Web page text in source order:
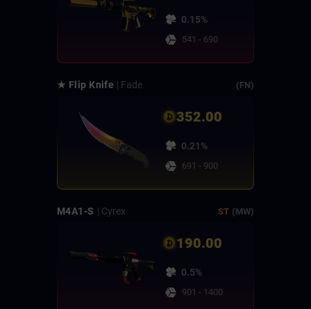
0.15%
541 - 690
★ Flip Knife | Fade (FN)
352.00
0.21%
691 - 900
M4A1-S | Cyrex ST (MW)
190.00
0.5%
901 - 1400